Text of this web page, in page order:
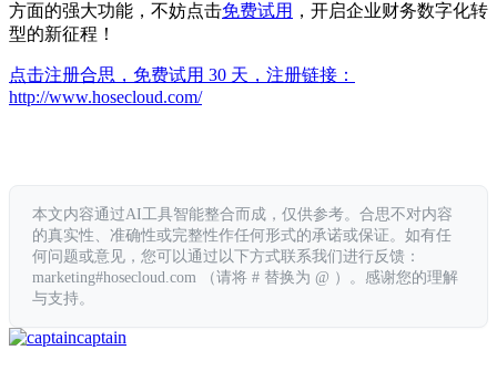
方面的强大功能，不妨点击免费试用 ，开启企业财务数字化转
型的新征程！
点击注册合思，免费试用 30 天，注册链接：
http://www.hosecloud.com/
本文内容通过AI工具智能整合而成，仅供参考。合思不对内容
的真实性、准确性或完整性作任何形式的承诺或保证。如有任
何问题或意见，您可以通过以下方式联系我们进行反馈：
marketing#hosecloud.com （请将 # 替换为 @ ）。感谢您的理解
与支持。
captain